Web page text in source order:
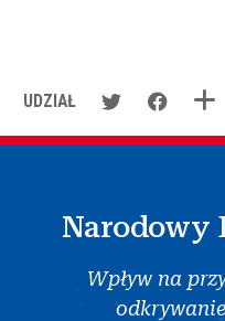
UDZIAŁ
Narodowy
Wpływ na